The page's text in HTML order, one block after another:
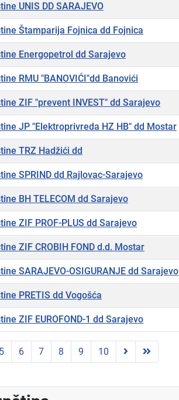
UNIS DD SARAJEVO
Štamparija Fojnica dd Fojnica
Energopetrol dd Sarajevo
RMU "BANOVIĆI"dd Banovići
ZIF "prevent INVEST" dd Sarajevo
JP "Elektroprivreda HZ HB" dd Mostar
TRZ Hadžići dd
SPRIND dd Rajlovac-Sarajevo
BH TELECOM dd Sarajevo
ZIF PROF-PLUS dd Sarajevo
ZIF CROBIH FOND d.d. Mostar
SARAJEVO-OSIGURANJE dd Sarajevo
PRETIS dd Vogošća
ZIF EUROFOND-1 dd Sarajevo
5 6 7 8 9 10